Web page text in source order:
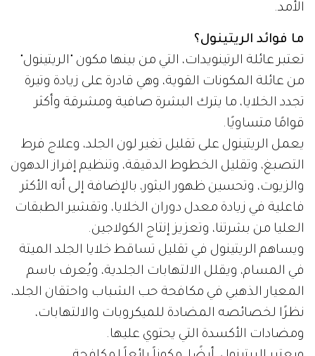
الأمد.
ما فوائد الريتينول؟
تعتبر عائلة الرتينويدات، التي من بينها مكون "الريتينول"
من عائلة المكونات القوية، وهي قادرة على زيادة وتيرة
تجدد الخلايا، ما يترك البشرة صافية ومشرقة وأكثر
قوامًا متساويًا.
يعمل الريتينول على تقليل تغير لون الجلد، وعلاج فرط
التصبغ، وتقليل الخطوط الدقيقة، وتنظيم إفراز الدهون
والزيوت، وتحسين ظهور البثور، بالإضافة إلى أنه الأكثر
فاعلية في زيادة معدل دوران الخلايا، وتقشير الطبقات
العليا من بشرتنا، وتعزيز إنتاج الكولاجين.
ويساهم الريتينول في تقليل تساقط خلايا الجلد الميتة
في المسام، ويقلل الالتهابات الجلدية، ويُعرف باسم
المعيار الذهبي في مكافحة حب الشباب واحتقان الجلد،
نظرًا لخصائصه المضادة للميكروبات والالتهابات،
ومضادات الأكسدة التي يحتوي عليها.